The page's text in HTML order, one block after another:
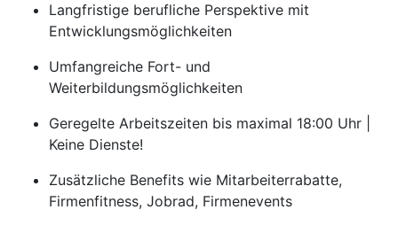
Langfristige berufliche Perspektive mit
Entwicklungsmöglichkeiten
Umfangreiche Fort- und
Weiterbildungsmöglichkeiten
Geregelte Arbeitszeiten bis maximal 18:00 Uhr |
Keine Dienste!
Zusätzliche Benefits wie Mitarbeiterrabatte,
Firmenfitness, Jobrad, Firmenevents